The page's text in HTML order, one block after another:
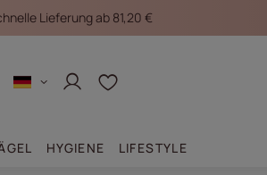
Lieferung ab 81,20 €
AnmeldenEinkaufslisten
HYGIENE LIFESTYLE